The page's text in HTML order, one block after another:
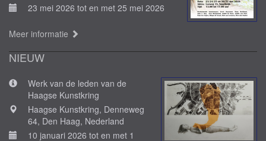
23 mei 2026 tot en met 25 mei 2026
Meer informatie
NIEUW
Werk van de leden van de
Haagse Kunstkring
Haagse Kunstkring, Denneweg
64, Den Haag, Nederland
10 januari 2026 tot en met 1